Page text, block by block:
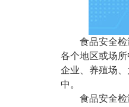
食品安全
各个地区或场
企业、养殖场
中。
食品安全